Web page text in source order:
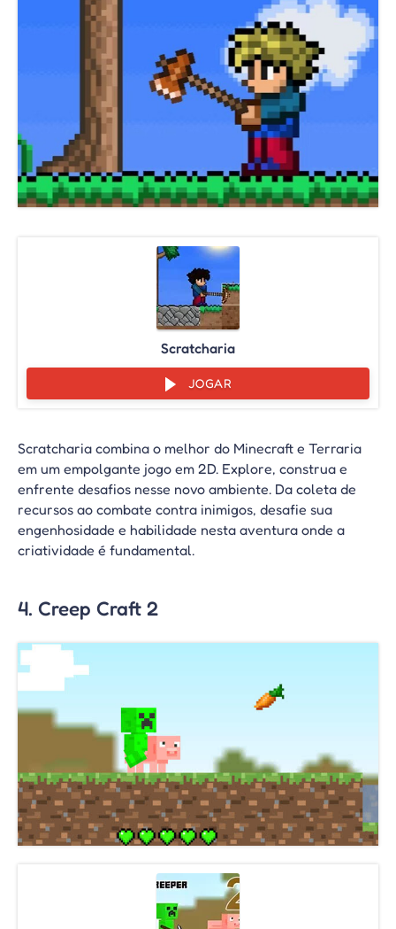
Scratcharia
JOGAR
Scratcharia combina o melhor do Minecraft e Terraria
em um empolgante jogo em 2D. Explore, construa e
enfrente desafios nesse novo ambiente. Da coleta de
recursos ao combate contra inimigos, desafie sua
engenhosidade e habilidade nesta aventura onde a
criatividade é fundamental.
4. Creep Craft 2